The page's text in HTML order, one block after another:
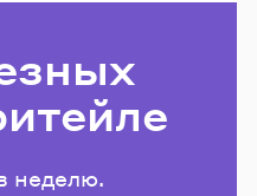
неделю.